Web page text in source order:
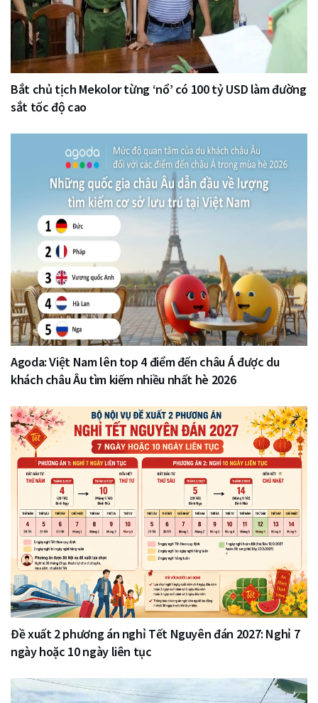
Bắt chủ tịch Mekolor từng ‘nổ’ có 100 tỷ USD làm đường
sắt tốc độ cao
Agoda: Việt Nam lên top 4 điểm đến châu Á được du
khách châu Âu tìm kiếm nhiều nhất hè 2026
Đề xuất 2 phương án nghỉ Tết Nguyên đán 2027: Nghỉ 7
ngày hoặc 10 ngày liên tục